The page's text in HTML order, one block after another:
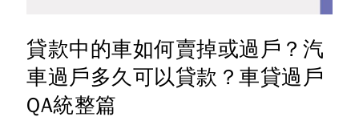
貸款中的車如何賣掉或過戶？汽
車過戶多久可以貸款？車貸過戶
QA統整篇